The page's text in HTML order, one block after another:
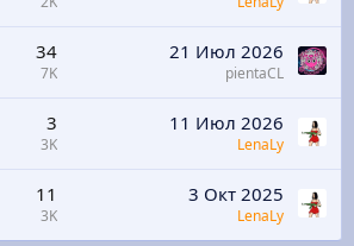
34
7K
21 Июл 2026
pientaCL
3
3K
11 Июл 2026
LenaLy
11
3K
3 Окт 2025
LenaLy